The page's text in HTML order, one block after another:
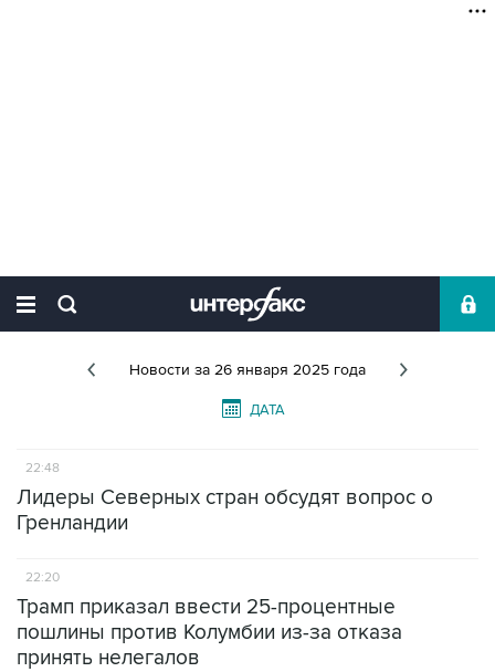
Новости за 26 января 2025 года
ДАТА
22:48
Лидеры Северных стран обсудят вопрос о
Гренландии
22:20
Трамп приказал ввести 25-процентные
пошлины против Колумбии из-за отказа
принять нелегалов